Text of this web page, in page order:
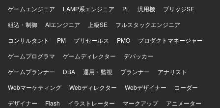
ゲームエンジニア
LAMP系エンジニア PL 汎用機
ブリッジSE
組込・制御
AIエンジニア 上級SE
フルスタックエンジニア
コンサルタント
PM プリセールス PMO
プロダクトマネージャー
ゲームプログラマ
ゲームディレクター
デバッカー
ゲームプランナー
DBA 運用・監視 プランナー
アナリスト
Webマーケティング
Webディレクター Webデザイナー
コーダー
デザイナー
Flash イラストレーター マークアップ
アニメーター